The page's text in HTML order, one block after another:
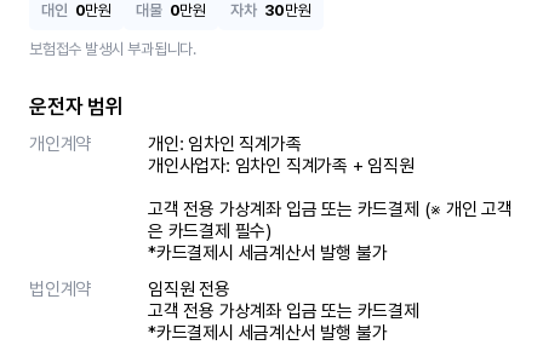
대인 0만원 대물 0만원 자차 30만원
보험접수 발생시 부과됩니다.
운전자 범위
개인계약
개인: 임차인 직계가족
개인사업자: 임차인 직계가족 + 임직원
고객 전용 가상계좌 입금 또는 카드결제 (※ 개인 고객
은 카드결제 필수)
*카드결제시 세금계산서 발행 불가
법인계약
임직원 전용
고객 전용 가상계좌 입금 또는 카드결제
*카드결제시 세금계산서 발행 불가